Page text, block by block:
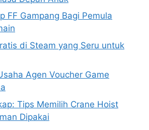
FF Gampang Bagi Pemula
di Steam yang Seru untuk
Agen Voucher Game
Tips Memilih Crane Hoist
Dipakai